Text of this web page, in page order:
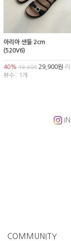
아리아 샌들 2cm
(520V6)
40% 49,900 29,900원 리
뷰수 : 1개
COMMUNITY